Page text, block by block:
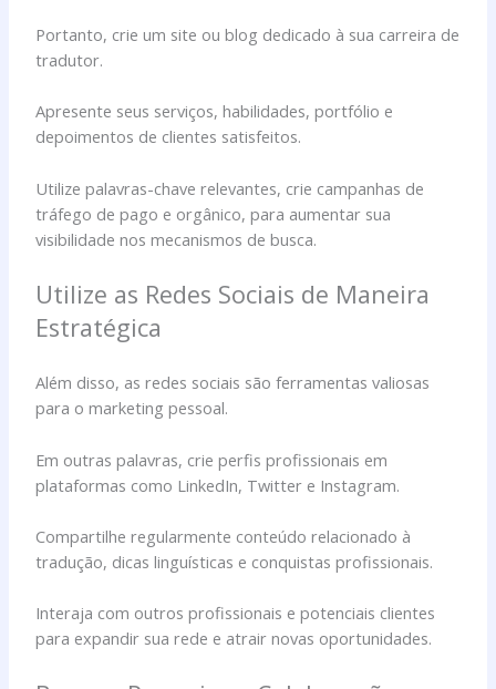
Portanto, crie um site ou blog dedicado à sua carreira de
tradutor.
Apresente seus serviços, habilidades, portfólio e
depoimentos de clientes satisfeitos.
Utilize palavras-chave relevantes, crie campanhas de
tráfego de pago e orgânico, para aumentar sua
visibilidade nos mecanismos de busca.
Utilize as Redes Sociais de Maneira
Estratégica
Além disso, as redes sociais são ferramentas valiosas
para o marketing pessoal.
Em outras palavras, crie perfis profissionais em
plataformas como LinkedIn, Twitter e Instagram.
Compartilhe regularmente conteúdo relacionado à
tradução, dicas linguísticas e conquistas profissionais.
Interaja com outros profissionais e potenciais clientes
para expandir sua rede e atrair novas oportunidades.